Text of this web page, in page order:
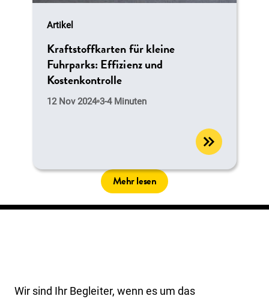
Artikel
Kraftstoffkarten für kleine
Fuhrparks: Effizienz und
Kostenkontrolle
12 Nov 2024 3-4 Minuten
Mehr lesen
Wir sind Ihr Begleiter, wenn es um das